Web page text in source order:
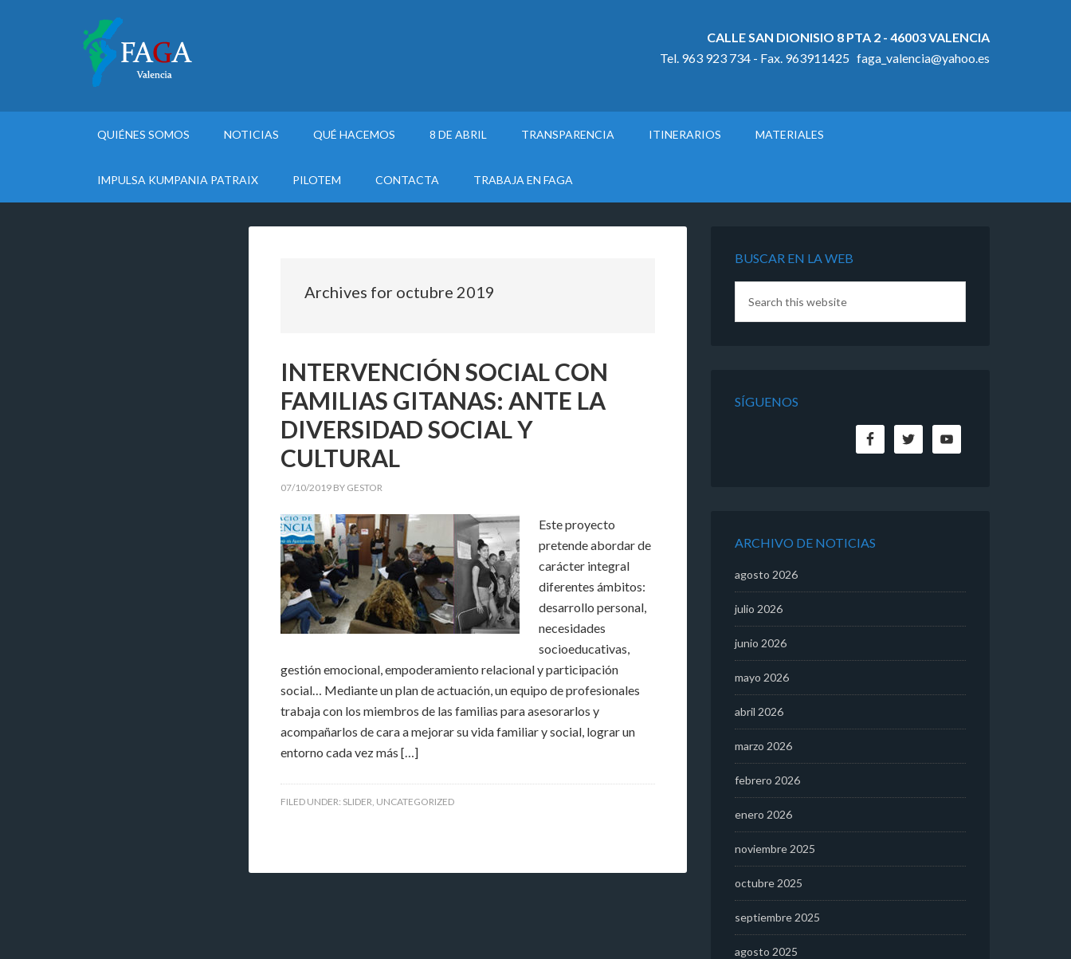
CALLE SAN DIONISIO 8 PTA 2 - 46003 VALENCIA
Tel. 963 923 734 - Fax. 963911425 faga_valencia@yahoo.es
QUIÉNES SOMOS NOTICIAS QUÉ HACEMOS 8 DE ABRIL TRANSPARENCIA ITINERARIOS MATERIALES
IMPULSA KUMPANIA PATRAIX PILOTEM CONTACTA TRABAJA EN FAGA
Archives for octubre 2019
INTERVENCIÓN SOCIAL CON
FAMILIAS GITANAS: ANTE LA
DIVERSIDAD SOCIAL Y
CULTURAL
07/10/2019 BY GESTOR
Este proyecto
pretende abordar de
carácter integral
diferentes ámbitos:
desarrollo personal,
necesidades
socioeducativas,
gestión emocional, empoderamiento relacional y participación
social… Mediante un plan de actuación, un equipo de profesionales
trabaja con los miembros de las familias para asesorarlos y
acompañarlos de cara a mejorar su vida familiar y social, lograr un
entorno cada vez más […]
FILED UNDER: SLIDER, UNCATEGORIZED
BUSCAR EN LA WEB
SÍGUENOS
ARCHIVO DE NOTICIAS
agosto 2026
julio 2026
junio 2026
mayo 2026
abril 2026
marzo 2026
febrero 2026
enero 2026
noviembre 2025
octubre 2025
septiembre 2025
agosto 2025